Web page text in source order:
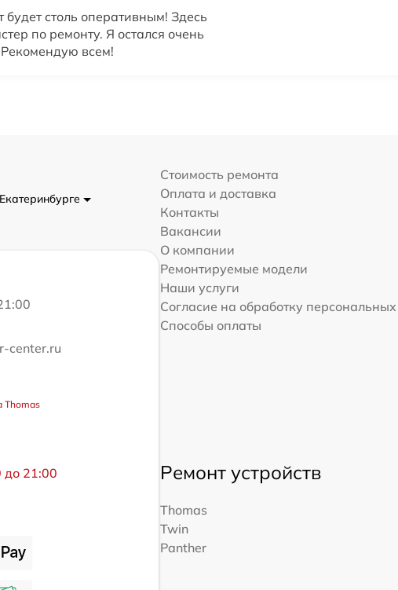
столь оперативным! Здесь
по ремонту. Я остался очень
всем!
center.ru
Thomas
до 21:00
Стоимость ремонта
Оплата и доставка
Контакты
Вакансии
О компании
Ремонтируемые модели
Наши услуги
Согласие на обработку
Способы оплаты
Ремонт устройств
Thomas
Twin
Panther